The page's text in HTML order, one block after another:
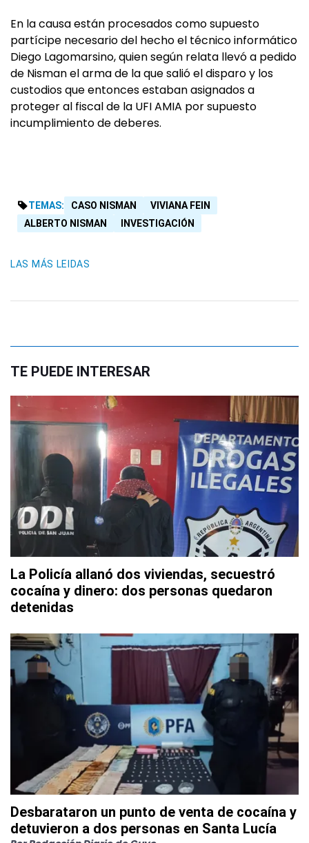
En la causa están procesados como supuesto
partícipe necesario del hecho el técnico informático
Diego Lagomarsino, quien según relata llevó a pedido
de Nisman el arma de la que salió el disparo y los
custodios que entonces estaban asignados a
proteger al fiscal de la UFI AMIA por supuesto
incumplimiento de deberes.
TEMAS: CASO NISMAN
VIVIANA FEIN
ALBERTO NISMAN
INVESTIGACIÓN
LAS MÁS LEIDAS
TE PUEDE INTERESAR
La Policía allanó dos viviendas, secuestró
cocaína y dinero: dos personas quedaron
detenidas
Desbarataron un punto de venta de cocaína y
detuvieron a dos personas en Santa Lucía